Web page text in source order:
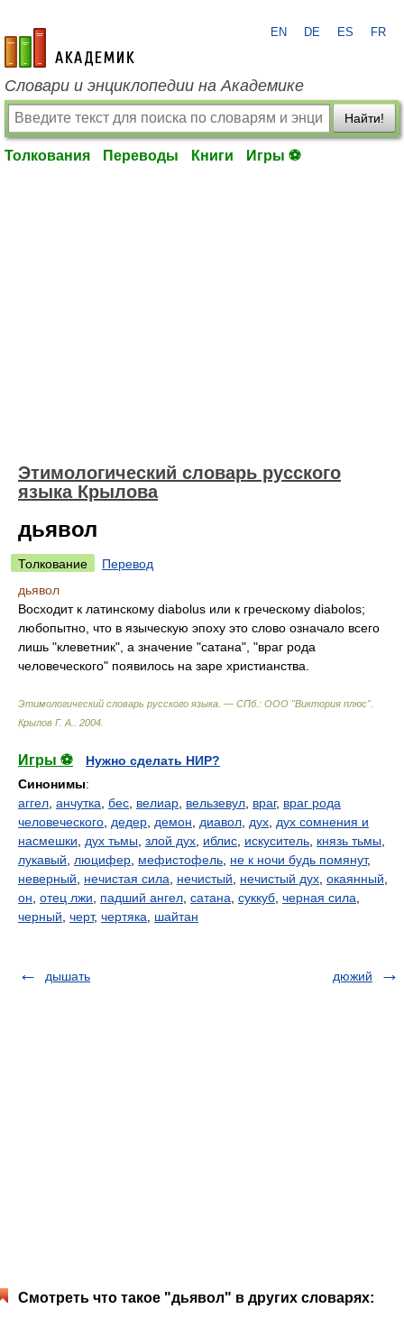
academic.ru
EN DE ES FR
Словари и энциклопедии на Академике
Найти!
Толкования Переводы Книги Игры ⚽
Этимологический словарь русского
языка Крылова
дьявол
Толкование
Перевод
дьявол
Восходит к латинскому diabolus или к греческому diabolos;
любопытно, что в языческую эпоху это слово означало всего
лишь "клеветник", а значение "сатана", "враг рода
человеческого" появилось на заре христианства.
Этимологический словарь русского языка. — СПб.: ООО "Виктория плюс".
Крылов Г. А.
2004
Игры ⚽
Нужно сделать НИР?
Синонимы:
аггел анчутка бес велиар вельзевул враг, враг рода
человеческого дедер демон диавол дух дух сомнения и
насмешки
дух тьмы злой дух иблис искуситель князь тьмы
лукавый
люцифер мефистофель не к ночи будь помянут,
неверный
нечистая сила нечистый нечистый дух окаянный
он отец лжи падший ангел сатана суккуб черная сила
черный черт, чертяка шайтан
дышать дюжий
Смотреть что такое "дьявол" в других словарях: